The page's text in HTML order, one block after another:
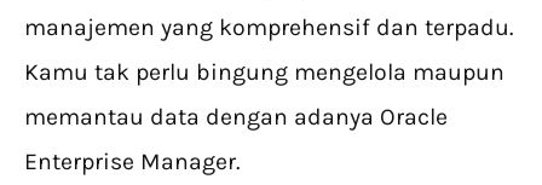
manajemen yang komprehensif dan terpadu.
Kamu tak perlu bingung mengelola maupun
memantau data dengan adanya Oracle
Enterprise Manager.